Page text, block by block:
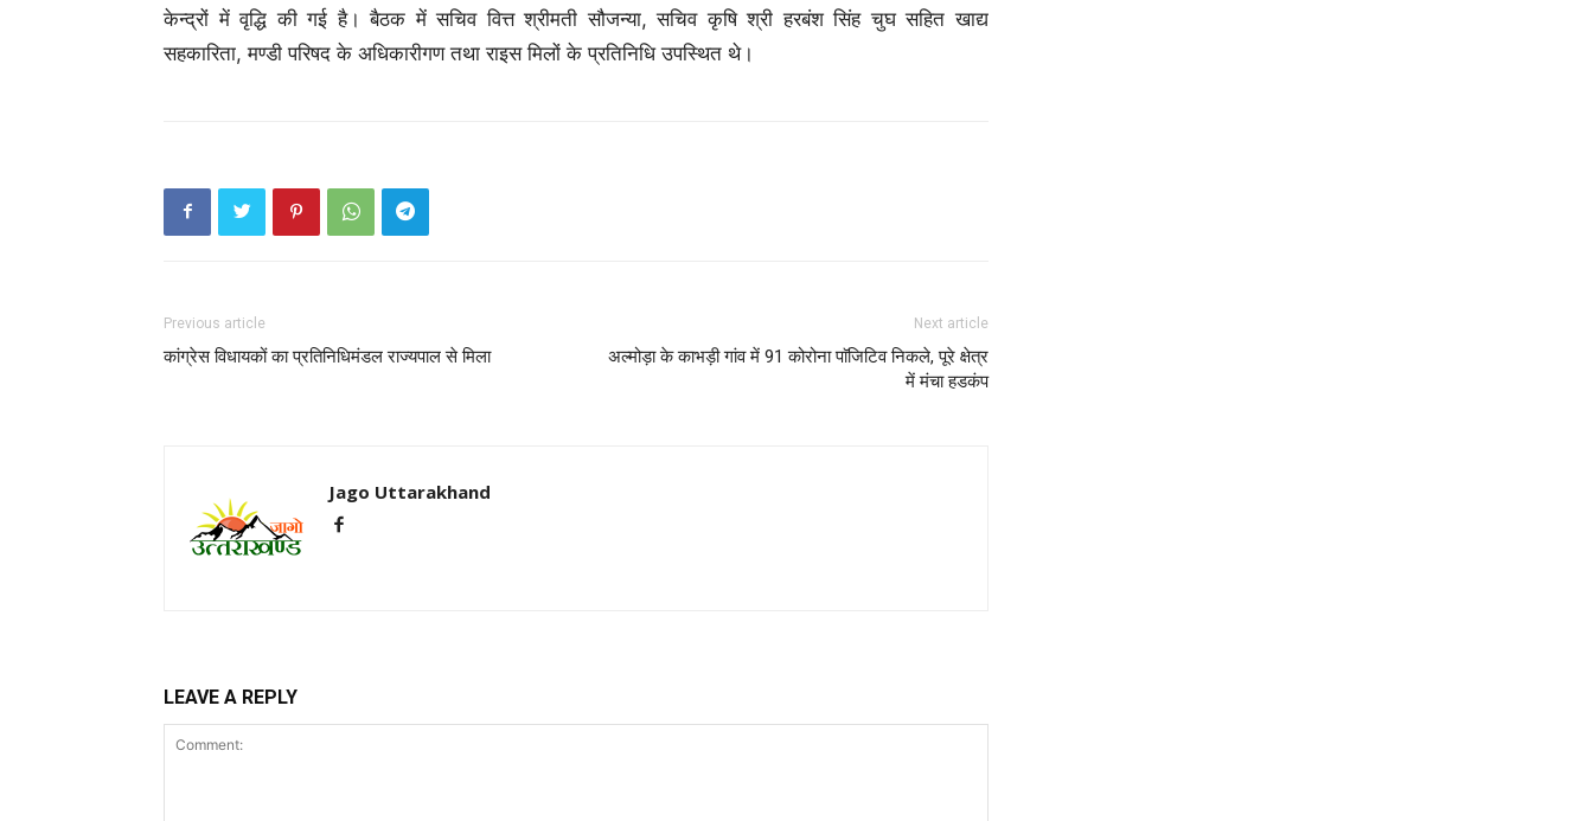
केन्द्रों में वृद्धि की गई है। बैठक में सचिव वित्त श्रीमती सौजन्या, सचिव कृषि श्री हरबंश सिंह चुघ सहित खाद्य
सहकारिता, मण्डी परिषद के अधिकारीगण तथा राइस मिलों के प्रतिनिधि उपस्थित थे।
Previous article
कांग्रेस विधायकों का प्रतिनिधिमंडल राज्यपाल से मिला
Next article
अल्मोड़ा के काभड़ी गांव में 91 कोरोना पाॅजिटिव निकले, पूरे क्षेत्र
में मंचा हडकंप
Jago Uttarakhand
LEAVE A REPLY